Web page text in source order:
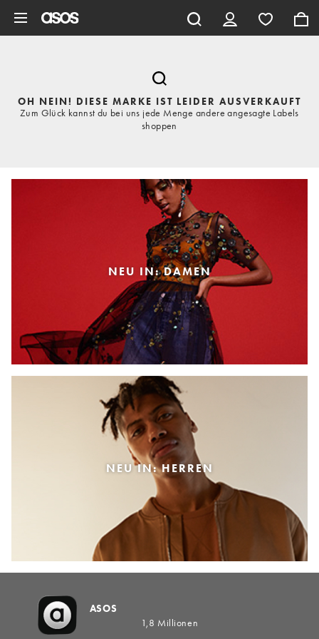
OH NEIN! DIESE MARKE IST LEIDER AUSVERKAUFT
Zum Glück kannst du bei uns jede Menge andere angesagte Labels
shoppen
NEU IN: DAMEN
NEU IN: HERREN
ASOS
1,8 Millionen